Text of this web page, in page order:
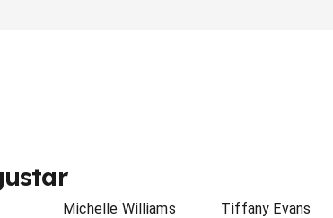
Michelle Williams Tiffany Evans